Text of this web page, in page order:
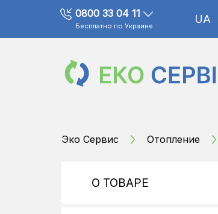
0800 33 04 11
Бесплатно по Украине
UA
Эко Сервис Отопление
О ТОВАРЕ